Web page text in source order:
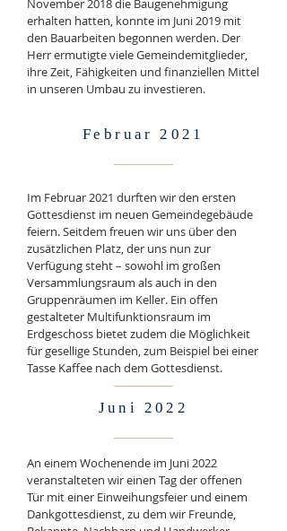
November 2018 die Baugenehmigung
erhalten hatten, konnte im Juni 2019 mit
den Bauarbeiten begonnen werden. Der
Herr ermutigte viele Gemeindemitglieder,
ihre Zeit, Fähigkeiten und finanziellen Mittel
in unseren Umbau zu investieren.
Februar 2021
Im Februar 2021 durften wir den ersten
Gottesdienst im neuen Gemeindegebäude
feiern. Seitdem freuen wir uns über den
zusätzlichen Platz, der uns nun zur
Verfügung steht – sowohl im großen
Versammlungsraum als auch in den
Gruppenräumen im Keller. Ein offen
gestalteter Multifunktionsraum im
Erdgeschoss bietet zudem die Möglichkeit
für gesellige Stunden, zum Beispiel bei einer
Tasse Kaffee nach dem Gottesdienst.
Juni 2022
An einem Wochenende im Juni 2022
veranstalteten wir einen Tag der offenen
Tür mit einer Einweihungsfeier und einem
Dankgottesdienst, zu dem wir Freunde,